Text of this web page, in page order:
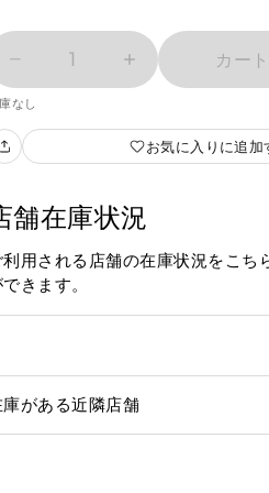
1 カー
なし
お気に入りに追加
舗在庫状況
利用される店舗の在庫状況をこち
きます。
庫がある近隣店舗